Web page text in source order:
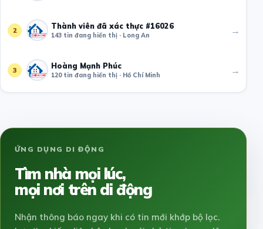
2 Thành viên đã xác thực #16026
143 tin đang hiển thị · Long An →
3 Hoàng Mạnh Phúc
120 tin đang hiển thị · Hồ Chí Minh →
ỨNG DỤNG DI ĐỘNG
Tìm nhà mọi lúc,
mọi nơi trên di động
Nhận thông báo ngay khi có tin mới khớp bộ lọc.